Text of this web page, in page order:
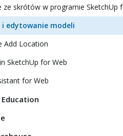
ze skrótów w programie SketchUp
i edytowanie modeli
Add Location
SketchUp for Web
for Web